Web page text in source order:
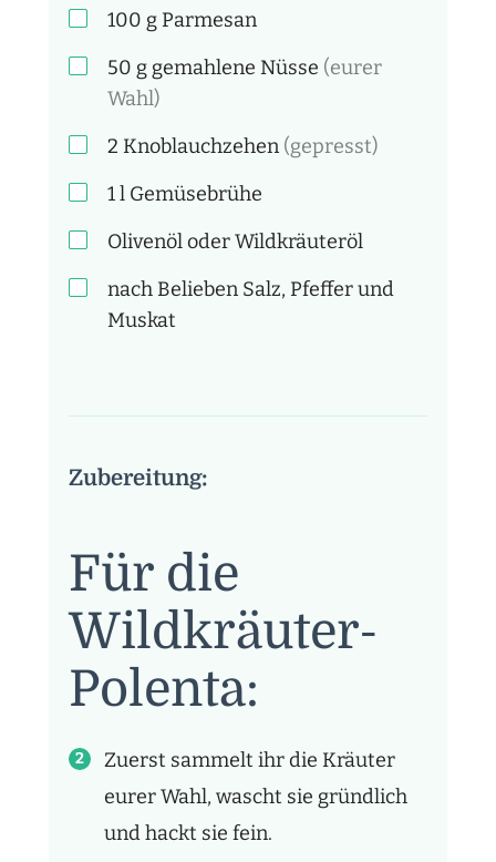
100 g Parmesan
50 g gemahlene Nüsse (eurer
Wahl)
2 Knoblauchzehen (gepresst)
1l Gemüsebrühe
Olivenöl oder Wildkräuteröl
nach Belieben Salz, Pfeffer und
Muskat
Zubereitung:
Für die
Wildkräuter-
Polenta:
Zuerst sammelt ihr die Kräuter
eurer Wahl, wascht sie gründlich
und hackt sie fein.